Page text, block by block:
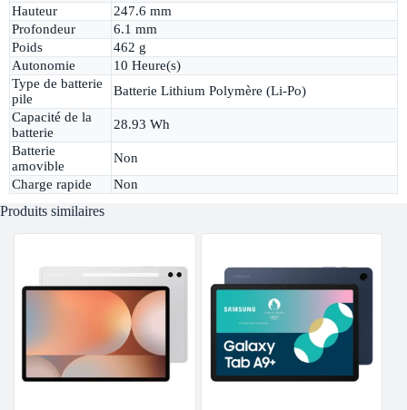
Hauteur
247.6 mm
Profondeur
6.1 mm
Poids
462 g
Autonomie
10 Heure(s)
Type de batterie
pile
Batterie Lithium Polymère (Li-Po)
Capacité de la
batterie
28.93 Wh
Batterie
amovible
Non
Charge rapide
Non
Produits similaires